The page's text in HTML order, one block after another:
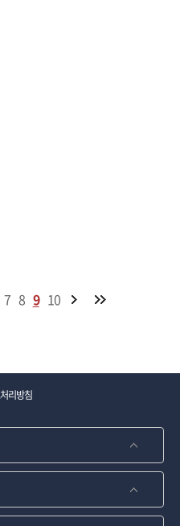
7 8 9 10
리방침